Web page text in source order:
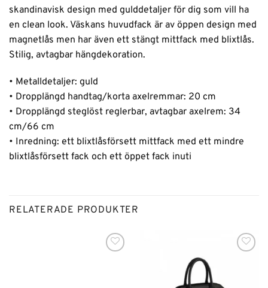
skandinavisk design med gulddetaljer för dig som vill ha
en clean look. Väskans huvudfack är av öppen design med
magnetlås men har även ett stängt mittfack med blixtlås.
Stilig, avtagbar hängdekoration.
• Metalldetaljer: guld
• Dropplängd handtag/korta axelremmar: 20 cm
• Dropplängd steglöst reglerbar, avtagbar axelrem: 34
cm/66 cm
• Inredning: ett blixtlåsförsett mittfack med ett mindre
blixtlåsförsett fack och ett öppet fack inuti
RELATERADE PRODUKTER